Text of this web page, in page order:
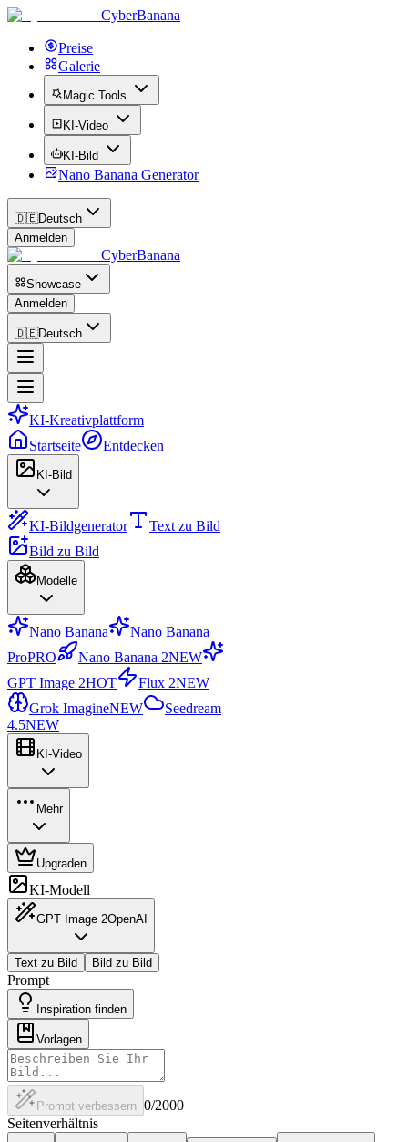
CyberBanana
Preise
Galerie
Magic Tools
KI-Video
KI-Bild
Nano Banana Generator
🇩🇪Deutsch
Anmelden
CyberBanana
Showcase
Anmelden
🇩🇪Deutsch
KI-Kreativplattform
Startseite
Entdecken
KI-Bild
KI-Bildgenerator
Text zu Bild
Bild zu Bild
Modelle
Nano Banana
Nano Banana
ProPRO Nano Banana 2NEW
GPT Image 2HOT Flux 2NEW
Grok ImagineNEW
Seedream
4.5NEW
KI-Video
Mehr
Upgraden
KI-Modell
GPT Image 2OpenAI
Text zu Bild Bild zu Bild
Prompt
Inspiration finden
Vorlagen
Prompt verbessern 0/2000
Seitenverhältnis